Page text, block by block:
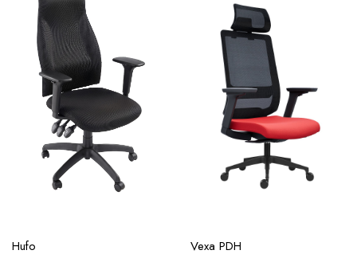
Hufo Vexa PDH